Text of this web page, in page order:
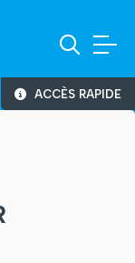
ACCÈS RAPIDE